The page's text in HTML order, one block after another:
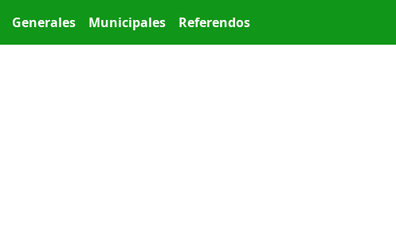
Generales Municipales Referendos